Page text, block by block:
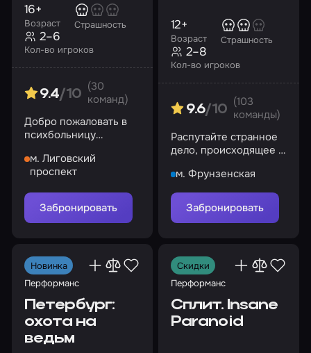
Возраст
16+
Страшность
Кол-во игроков
2–6
9.4/10
(30
команд)
Добро пожаловать в
психбольницу
пристанище для
знаменитых
м. Лиговский
проспект
Забронировать
Возраст
12+
Страшность
Кол-во игроков
2–8
9.6/10
(103
команды)
Распутайте странное
дело, происходящее в
тюрьме-больнице
м. Фрунзенская
Забронировать
Новинка
Перформанс
Петербург:
охота на
ведьм
Скидки
Перформанс
Сплит. Insane
Paranoid